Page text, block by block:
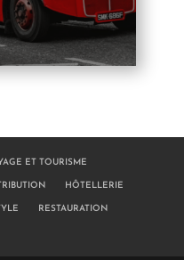
ET TOURISME
HÔTELLERIE
RESTAURATION